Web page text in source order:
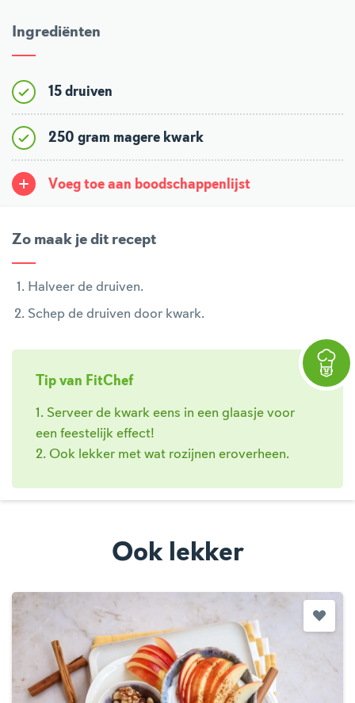
Ingrediënten
15 druiven
250 gram magere kwark
Voeg toe aan boodschappenlijst
Zo maak je dit recept
Halveer de druiven.
Schep de druiven door kwark.
Tip van FitChef
1. Serveer de kwark eens in een glaasje voor
een feestelijk effect!
2. Ook lekker met wat rozijnen eroverheen.
Ook lekker